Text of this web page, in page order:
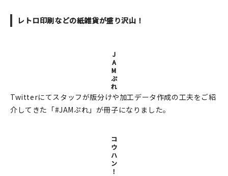
在庫限り
読みもの
レトロ印刷などの紙雑貨が盛り沢山！
J
A
M
ぷ
れ
Twitterにてスタッフが版分けや加工データ作成の工夫をご紹
介してきた「#JAMぷれ」が冊子になりました。
コ
ウ
ハ
ン
！